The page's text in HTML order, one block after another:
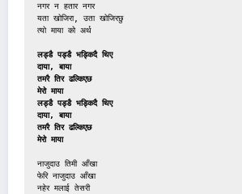
नगर न हतार नगर
यता खोजिरा, उता खोजिरछु
त्यो माया को अर्थ
लड्डै पड्डै भड्किदै थिए
दाया, बाया
तमरै तिर ढल्किएछ
मेरो माया
लड्डै पड्डै भड्किदै थिए
दाया, बाया
तमरै तिर ढल्किएछ
मेरो माया
नाजुदाउ तिमी आँखा
फेरि नाजुदाउ आँखा
नहेर मलाई तेसरी